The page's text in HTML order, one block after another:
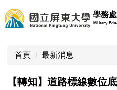
跳
到
學務
Military
首頁 最新消息
【轉知】道路標線數位